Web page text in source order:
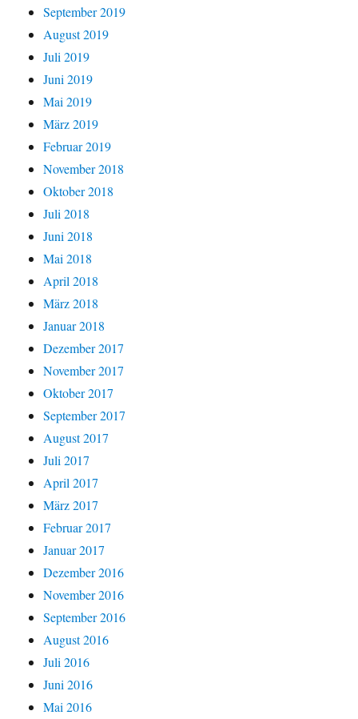
September 2019
August 2019
Juli 2019
Juni 2019
Mai 2019
März 2019
Februar 2019
November 2018
Oktober 2018
Juli 2018
Juni 2018
Mai 2018
April 2018
März 2018
Januar 2018
Dezember 2017
November 2017
Oktober 2017
September 2017
August 2017
Juli 2017
April 2017
März 2017
Februar 2017
Januar 2017
Dezember 2016
November 2016
September 2016
August 2016
Juli 2016
Juni 2016
Mai 2016